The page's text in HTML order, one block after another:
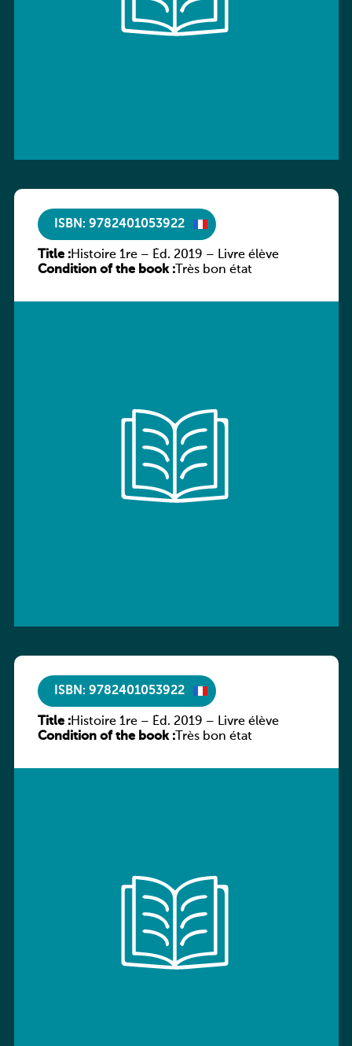
ISBN: 9782401053922
Title :Histoire 1re – Éd. 2019 – Livre élève
Condition of the book :Très bon état
ISBN: 9782401053922
Title :Histoire 1re – Éd. 2019 – Livre élève
Condition of the book :Très bon état